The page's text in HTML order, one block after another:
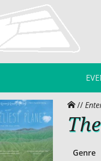
//
Genre